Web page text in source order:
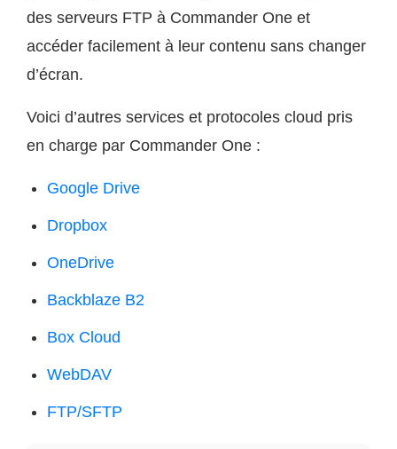
des serveurs FTP à Commander One et
accéder facilement à leur contenu sans changer
d’écran.
Voici d’autres services et protocoles cloud pris
en charge par Commander One :
Google Drive
Dropbox
OneDrive
Backblaze B2
Box Cloud
WebDAV
FTP/SFTP